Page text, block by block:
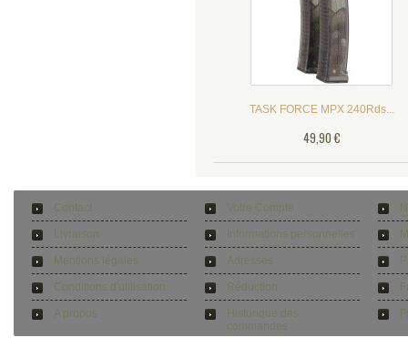
TASK FORCE MPX 240Rds...
49,90 €
Contact
Livraison
Mentions légales
Conditions d'utilisation
A propos
Votre Compte
Informations personnelles
Adresses
Réduction
Historique des
commandes